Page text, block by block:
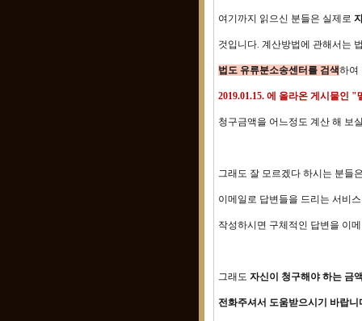
여기까지 읽으신 분들은 실제로
것입니다. 계산방법에 관해서는
법도 유류분소송센터를 검색하여
2019.01.15. 에 올라온 게시물인
청구금액을 어느정도 계산 해 보
그래도 잘 모르겠다 하시는 분들
이메일로 답변들을 드리는 서비
작성하시면 구체적인 답변을 이
그래도 자신이 청구해야 하는 금
전화주셔서 도움받으시기 바랍니